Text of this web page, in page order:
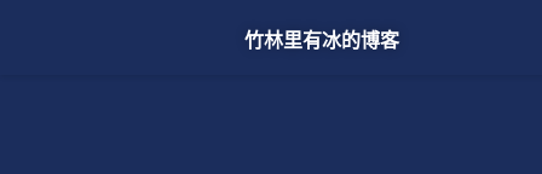
竹林里有冰的博客